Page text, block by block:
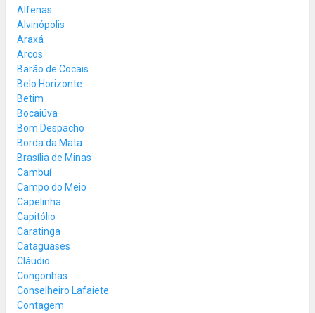
Alfenas
Alvinópolis
Araxá
Arcos
Barão de Cocais
Belo Horizonte
Betim
Bocaiúva
Bom Despacho
Borda da Mata
Brasília de Minas
Cambuí
Campo do Meio
Capelinha
Capitólio
Caratinga
Cataguases
Cláudio
Congonhas
Conselheiro Lafaiete
Contagem